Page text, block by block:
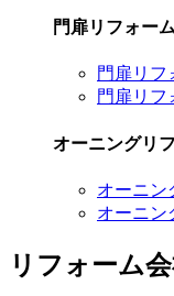
門扉リフォーム
門扉リフ
門扉リフ
オーニングリ
オーニン
オーニン
リフォーム